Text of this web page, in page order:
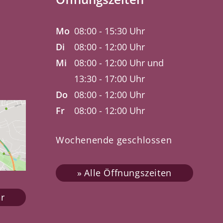
Mo 08:00 - 15:30 Uhr
Di
08:00 - 12:00 Uhr
Mi
08:00 - 12:00 Uhr und
13:30 - 17:00 Uhr
Do
08:00 - 12:00 Uhr
Fr
08:00 - 12:00 Uhr
Wochenende geschlossen
Alle Öffnungszeiten